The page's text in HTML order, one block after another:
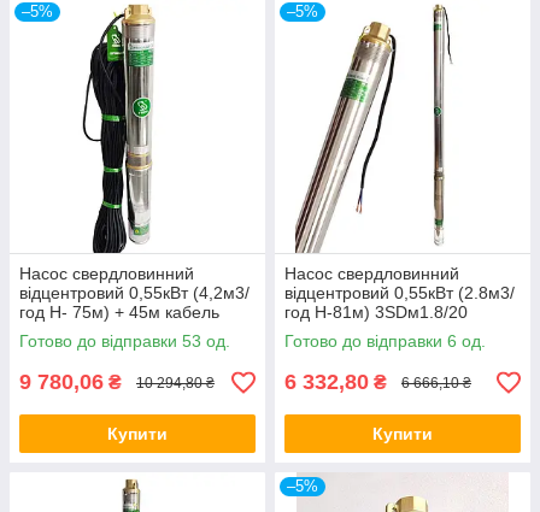
–5%
Насос свердловинний
відцентровий 0,55кВт (4,2м3/
год Н- 75м) + 45м кабель
4SDм2/11 FROG
Готово до відправки 53 од.
9 780,06 ₴ 10 294,80 ₴
Купити
–5%
Насос свердловинний
відцентровий 0,55кВт (2.8м3/
год Н-81м) 3SDм1.8/20
FROG
Готово до відправки 6 од.
6 332,80 ₴ 6 666,10 ₴
Купити
–5%